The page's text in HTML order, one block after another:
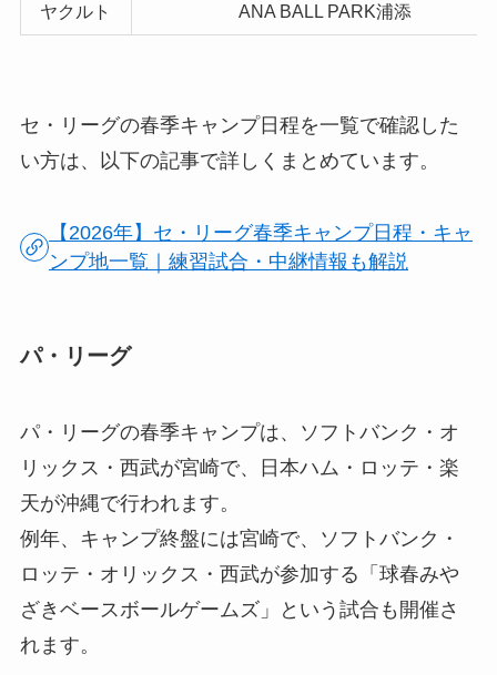
ヤクルト ANA BALL PARK浦添
セ・リーグの春季キャンプ日程を一覧で確認した
い方は、以下の記事で詳しくまとめています。
【2026年】セ・リーグ春季キャンプ日程・キャ
ンプ地一覧｜練習試合・中継情報も解説
パ・リーグ
パ・リーグの春季キャンプは、ソフトバンク・オ
リックス・西武が宮崎で、日本ハム・ロッテ・楽
天が沖縄で行われます。
例年、キャンプ終盤には宮崎で、ソフトバンク・
ロッテ・オリックス・西武が参加する「球春みや
ざきベースボールゲームズ」という試合も開催さ
れます。